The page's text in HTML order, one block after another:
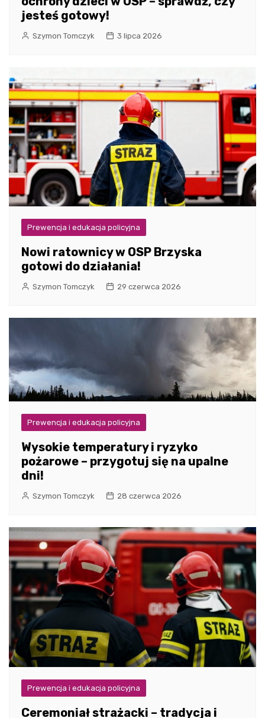
jesteś gotowy!
Szymon Tomczyk 3 lipca 2026
Prewencja i edukacja policyjna
Nowi ratownicy w OSP Brzyska
gotowi do działania!
Szymon Tomczyk 29 czerwca 2026
Prewencja i edukacja policyjna
Wysokie temperatury i ryzyko
pożarowe – przygotuj się na upalne
dni!
Szymon Tomczyk 28 czerwca 2026
Prewencja i edukacja policyjna
Ceremoniał strażacki – tradycja i